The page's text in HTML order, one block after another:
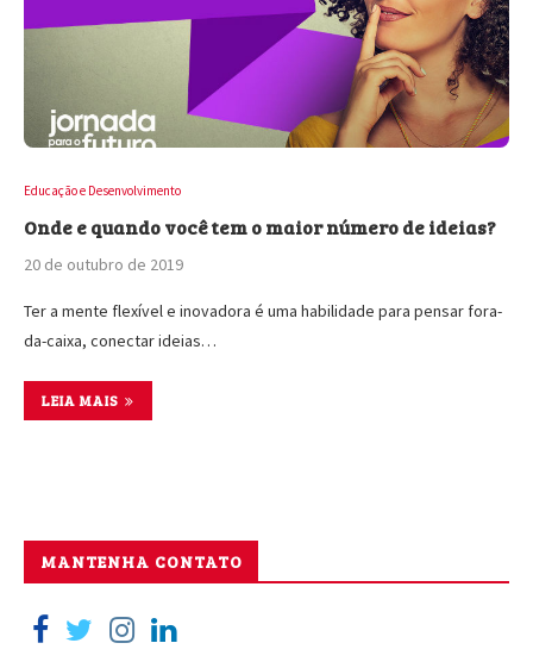
Educação e Desenvolvimento
Onde e quando você tem o maior número de ideias?
20 de outubro de 2019
Ter a mente flexível e inovadora é uma habilidade para pensar fora-
da-caixa, conectar ideias…
LEIA MAIS
MANTENHA CONTATO